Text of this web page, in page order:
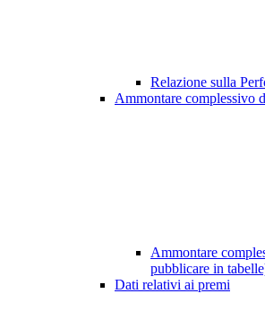
Relazione sulla
Ammontare complessivo
Ammontare
pubblicare in
Dati relativi ai premi